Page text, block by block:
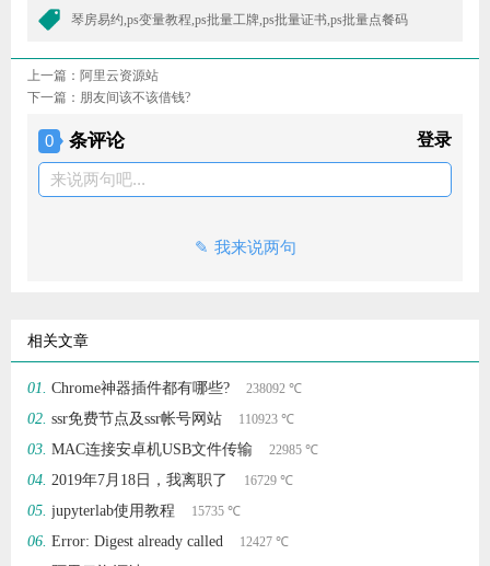
琴房易约,ps变量教程,ps批量工牌,ps批量证书,ps批量点餐码
上一篇： 阿里云资源站
下一篇： 朋友间该不该借钱?
0 条评论 登录
来说两句吧...
我来说两句
相关文章
Chrome神器插件都有哪些? 238092 ℃
ssr免费节点及ssr帐号网站 110923 ℃
MAC连接安卓机USB文件传输 22985 ℃
2019年7月18日，我离职了 16729 ℃
jupyterlab使用教程 15735 ℃
Error: Digest already called 12427 ℃